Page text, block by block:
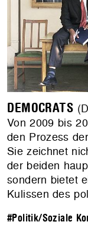
DEMOCRATS
Von 2009 bis
den Prozess
Sie zeichnet
der beiden
sondern bietet
Kulissen des
#Politik/Soziale